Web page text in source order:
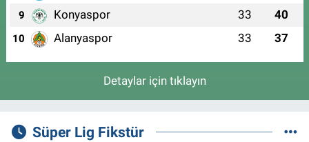
9 Konyaspor 33 40
10 Alanyaspor 33 37
Detaylar için tıklayın
Süper Lig Fikstür